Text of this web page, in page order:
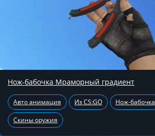
Нож-бабочка Мраморный градиент
Авто анимация Из CS:GO Нож-бабочка
Скины оружия